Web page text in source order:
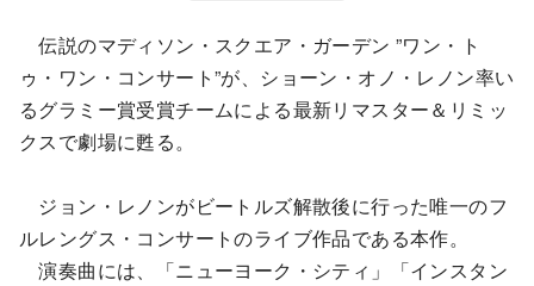
伝説のマディソン・スクエア・ガーデン ”ワン・ト
ゥ・ワン・コンサート”が、ショーン・オノ・レノン率い
るグラミー賞受賞チームによる最新リマスター＆リミッ
クスで劇場に甦る。
ジョン・レノンがビートルズ解散後に行った唯一のフ
ルレングス・コンサートのライブ作品である本作。
演奏曲には、「ニューヨーク・シティ」「インスタン